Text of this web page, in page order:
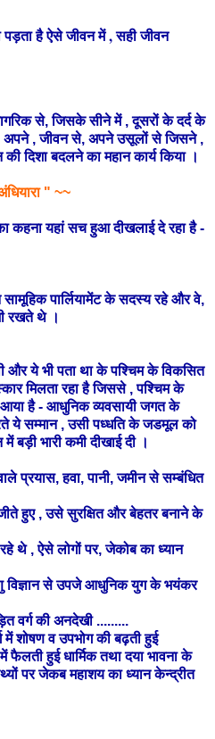
पड़ता है ऐसे जीवन में , सही जीवन
से, जिसके सीने में , दूसरों के दर्द के
अपने , जीवन से, अपने उसूलों से जिसने ,
दिशा बदलने का महान कार्य किया ।
" ~~
कहना यहां सच हुआ दीखलाई दे रहा है -
सामूहिक पार्लियामेंट के सदस्य रहे और वे,
रखते थे ।
और ये भी पता था के पश्चिम के विकसित
मिलता रहा है जिससे , पश्चिम के
आया है - आधुनिक व्यवसायी जगत के
ये सम्मान , उसी पध्धति के जडमूल को
बड़ी भारी कमी दीखाई दी ।
प्रयास, हवा, पानी, जमीन से सम्बंधित
हुए , उसे सुरक्षित और बेहतर बनाने के
थे , ऐसे लोगों पर, जेकोब का ध्यान
विज्ञान से उपजे आधुनिक युग के भयंकर
वर्ग की अनदेखी .........
शोषण व उपभोग की बढ़ती हुई
हुई धार्मिक तथा दया भावना के
पर जेकब महाशय का ध्यान केन्द्रीत